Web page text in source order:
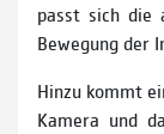
passt sich die
Bewegung der
Hinzu kommt
Kamera und